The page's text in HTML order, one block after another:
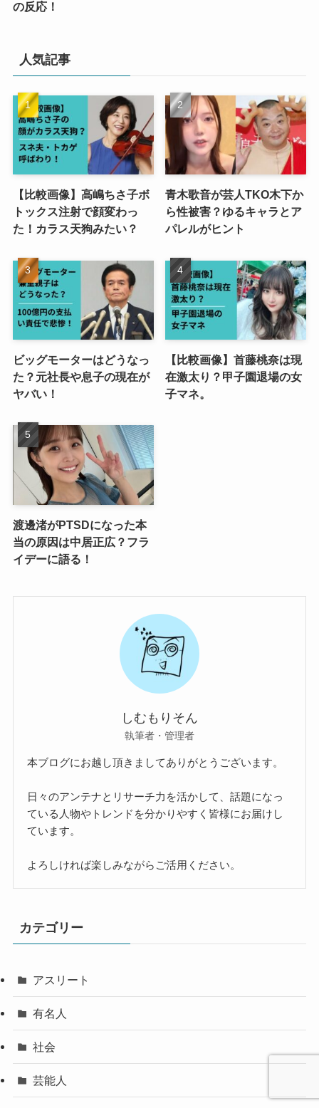
の反応！
人気記事
【比較画像】高嶋ちさ子ボ
トックス注射で顔変わっ
た！カラス天狗みたい？
青木歌音が芸人TKO木下か
ら性被害？ゆるキャラとア
パレルがヒント
ビッグモーターはどうなっ
た？元社長や息子の現在が
ヤバい！
【比較画像】首藤桃奈は現
在激太り？甲子園退場の女
子マネ。
渡邊渚がPTSDになった本
当の原因は中居正広？フラ
イデーに語る！
しむもりそん
執筆者・管理者
本ブログにお越し頂きましてありがとうございます。
日々のアンテナとリサーチ力を活かして、話題になっ
ている人物やトレンドを分かりやすく皆様にお届けし
ています。
よろしければ楽しみながらご活用ください。
カテゴリー
アスリート
有名人
社会
芸能人